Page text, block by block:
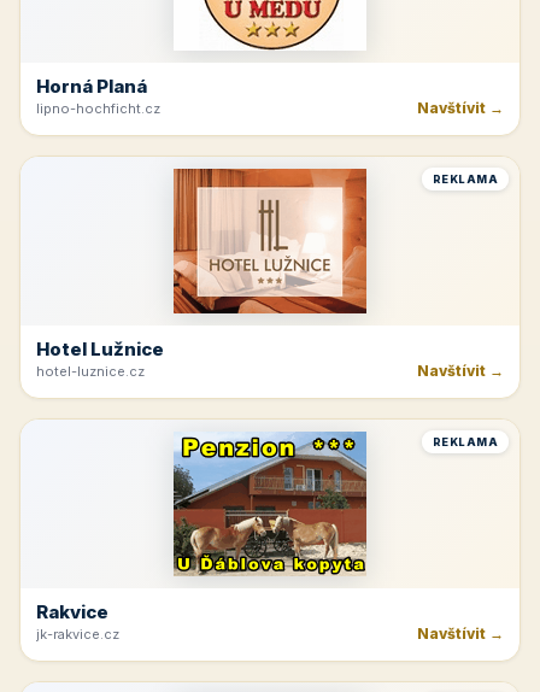
Horná Planá
lipno-hochficht.cz Navštívit →
REKLAMA
Hotel Lužnice
hotel-luznice.cz Navštívit →
REKLAMA
Rakvice
jk-rakvice.cz Navštívit →